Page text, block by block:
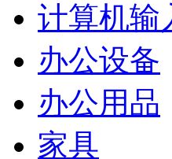
计算机输
办公设备
办公用品
家具